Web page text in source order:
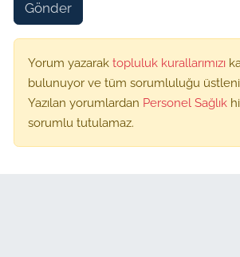
Gönder
Yorum yazarak topluluk kurallarımızı
bulunuyor ve tüm sorumluluğu
Yazılan yorumlardan Personel Sağlık
sorumlu tutulamaz.